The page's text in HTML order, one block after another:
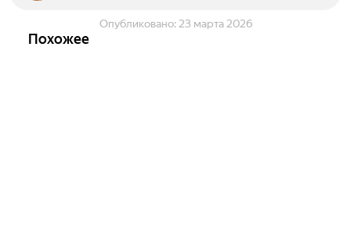
Опубликовано: 23 марта 2026
Похожее